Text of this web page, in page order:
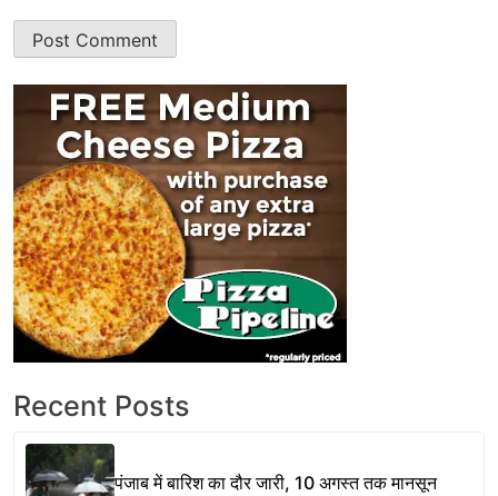
Recent Posts
पंजाब में बारिश का दौर जारी, 10 अगस्त तक मानसून